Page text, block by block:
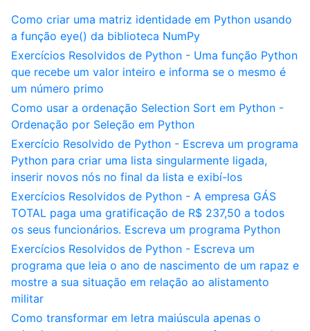
Como criar uma matriz identidade em Python usando
a função eye() da biblioteca NumPy
Exercícios Resolvidos de Python - Uma função Python
que recebe um valor inteiro e informa se o mesmo é
um número primo
Como usar a ordenação Selection Sort em Python -
Ordenação por Seleção em Python
Exercício Resolvido de Python - Escreva um programa
Python para criar uma lista singularmente ligada,
inserir novos nós no final da lista e exibí-los
Exercícios Resolvidos de Python - A empresa GÁS
TOTAL paga uma gratificação de R$ 237,50 a todos
os seus funcionários. Escreva um programa Python
Exercícios Resolvidos de Python - Escreva um
programa que leia o ano de nascimento de um rapaz e
mostre a sua situação em relação ao alistamento
militar
Como transformar em letra maiúscula apenas o